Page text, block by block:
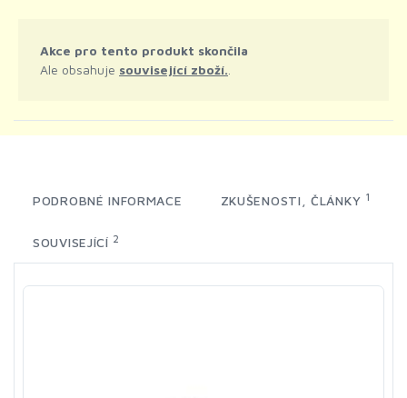
Akce pro tento produkt skončila
Ale obsahuje související zboží.
PODROBNÉ INFORMACE ZKUŠENOSTI, ČLÁNKY 1
SOUVISEJÍCÍ 2